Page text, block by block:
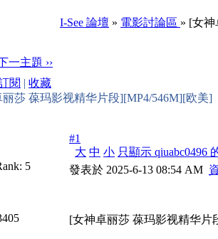
I-See 論壇 » 電影討論區 » [女
一主題 ››
閱 | 收藏
莎 葆玛影视精华片段][MP4/546M][欧美]
#1
大 中 小 只顯示 qiuabc0496
發表於 2025-6-13 08:54 AM
[女神卓丽莎 葆玛影视精华片